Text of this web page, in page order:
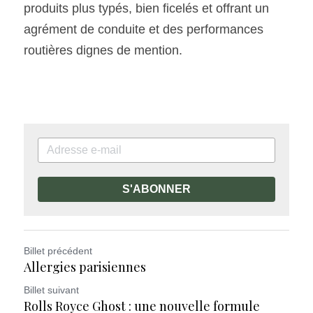
produits plus typés, bien ficelés et offrant un
agrément de conduite et des performances
routières dignes de mention.
S'ABONNER
Billet précédent
Allergies parisiennes
Billet suivant
Rolls Royce Ghost : une nouvelle formule